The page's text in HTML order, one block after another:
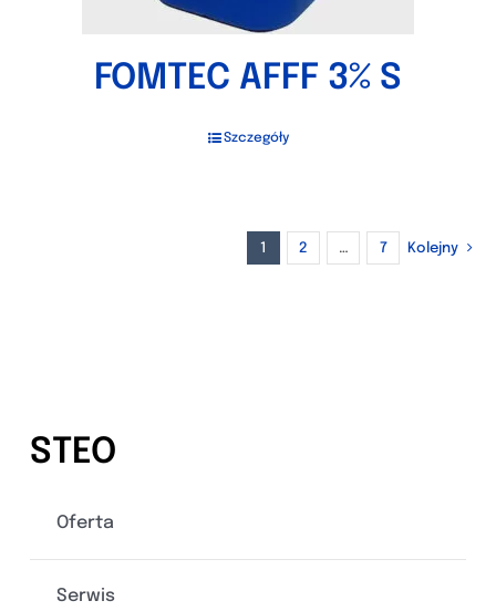
FOMTEC AFFF 3% S
Szczegóły
1 2 … 7 Kolejny
STEO
Oferta
Serwis